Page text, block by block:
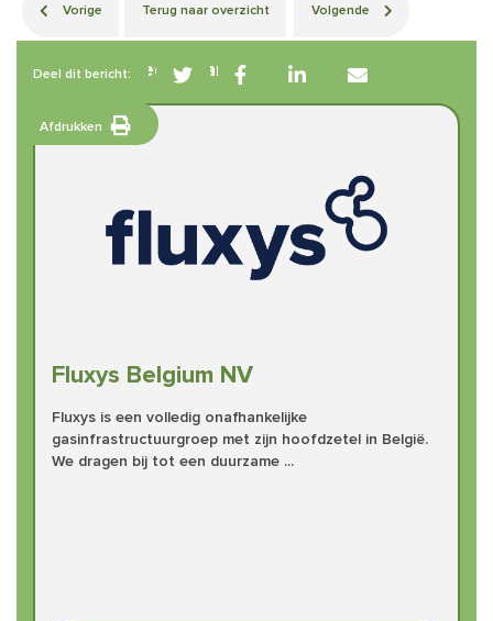
Betrokken leden van BIG
Fluxys Belgium NV
Fluxys is een volledig onafhankelijke
gasinfrastructuurgroep met zijn hoofdzetel in België.
We dragen bij tot een duurzame ...
Vorige Terug naar overzicht Volgende
Deel dit bericht:
Afdrukken